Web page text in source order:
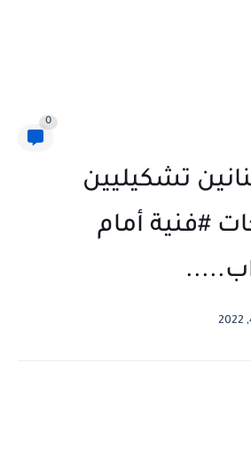
0
تشكيليين
#فنية أمام